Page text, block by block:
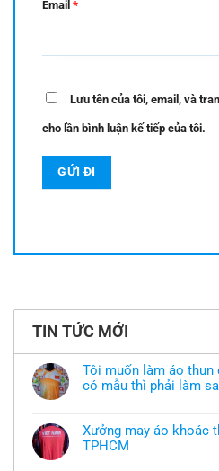
Email *
Lưu tên của tôi, email, và
cho lần bình luận kế tiếp của tôi.
TIN TỨC MỚI
Tôi muốn làm áo thun
có mẫu thì phải làm
bình
luận
ở
Xưởng may áo khoác
TPHCM